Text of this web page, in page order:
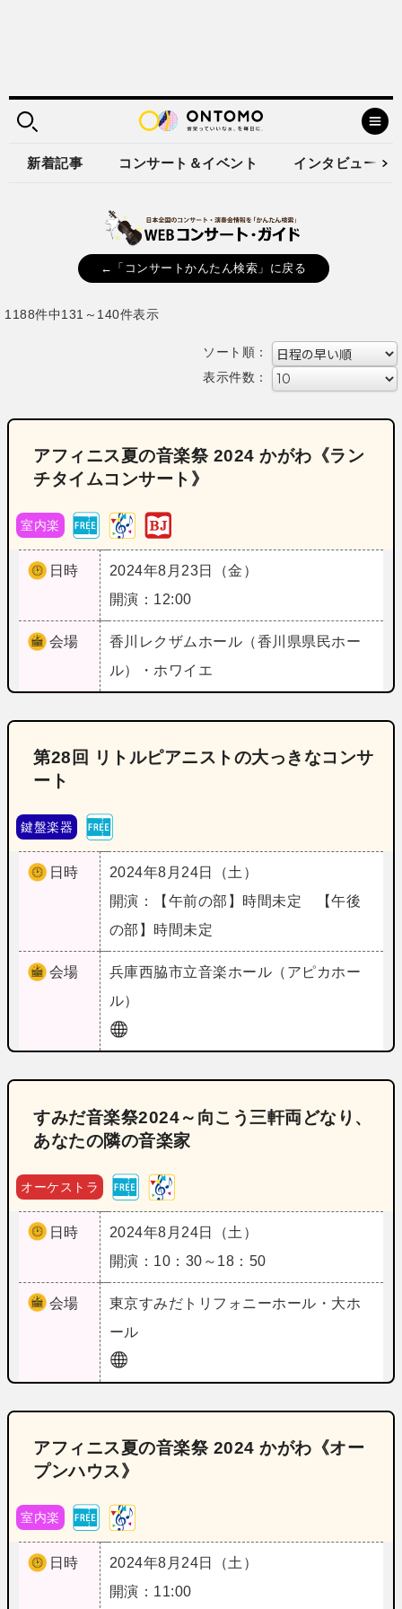
新着記事 コンサート＆イベント インタビュー
←「コンサートかんたん検索」に戻る
1188件中131～140件表示
ソート順：
表示件数：
アフィニス夏の音楽祭 2024 かがわ《ラン
チタイムコンサート》
室内楽
日時
2024年8月23日（金）
開演：12:00
会場 香川
レクザムホール（香川県県民ホー
ル）・ホワイエ
第28回 リトルピアニストの大っきなコンサ
ート
鍵盤楽器
日時
2024年8月24日（土）
開演：【午前の部】時間未定 【午後
の部】時間未定
会場 兵庫西脇市立音楽ホール（アピカホー
ル）
すみだ音楽祭2024～向こう三軒両どなり、
あなたの隣の音楽家
オーケストラ
日時
2024年8月24日（土）
開演：10：30～18：50
会場 東京すみだトリフォニーホール・大ホ
ール
アフィニス夏の音楽祭 2024 かがわ《オー
プンハウス》
室内楽
日時
2024年8月24日（土）
開演：11:00